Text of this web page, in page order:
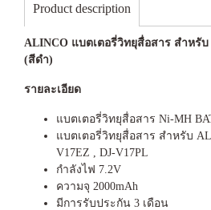
Product description
ALINCO แบตเตอรี่วิทยุสื่อสาร สำหรับ
(สีดำ)
รายละเอียด
แบตเตอรี่วิทยุสื่อสาร Ni-MH
แบตเตอรี่วิทยุสื่อสาร สำหรับ
V17EZ , DJ-V17PL
กำลังไฟ 7.2V
ความจุ 2000mAh
มีการรับประกัน 3 เดือน